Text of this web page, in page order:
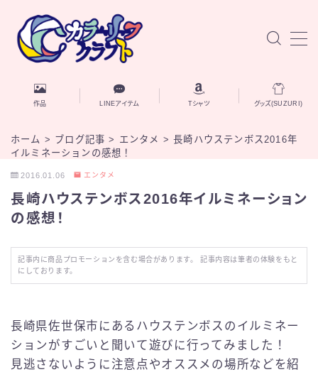
MENU
お知らせ
作品
AIと自己探究
ブログ記事
自己紹介
English
作品 LINEアイテム Tシャツ グッズ(SUZURI)
ホーム > ブログ記事 > エンタメ >長崎ハウステンボス2016年
イルミネーションの感想！
2016.01.06 エンタメ
長崎ハウステンボス2016年イルミネーション
の感想！
記事内に商品プロモーションを含む場合があります。 記事内容は筆者の体験をもと
にしております。
長崎県佐世保市にあるハウステンボスのイルミネー
ションがすごいと聞いて遊びに行ってみました！
見逃さないように注意点やオススメの場所などを紹